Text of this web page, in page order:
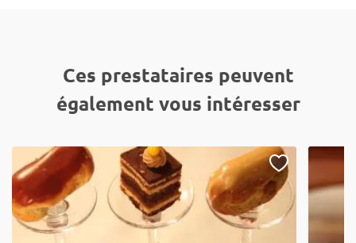
Ces prestataires peuvent
également vous intéresser